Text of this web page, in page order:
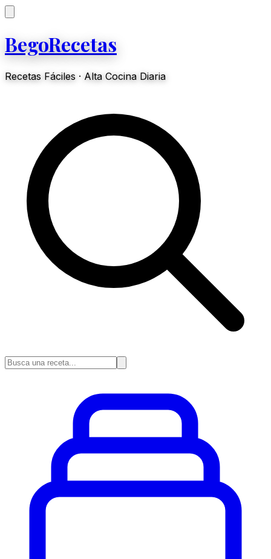
BegoRecetas
Recetas Fáciles · Alta Cocina Diaria